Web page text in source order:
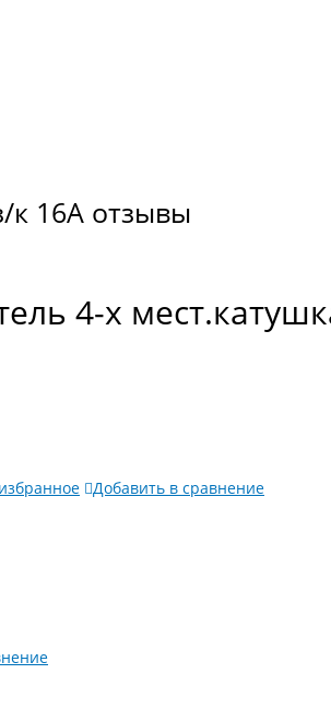
к 16А отзывы
4-х
Добавить в сравнение